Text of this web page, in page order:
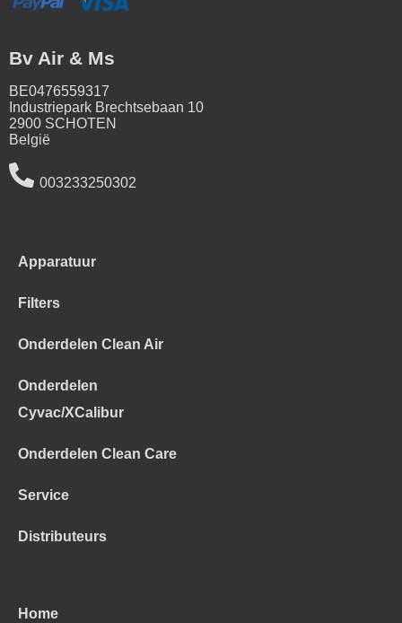
Bv Air & Ms
BE0476559317
Industriepark Brechtsebaan 10
2900 SCHOTEN
België
003233250302
Apparatuur
Filters
Onderdelen Clean Air
Onderdelen
Cyvac/XCalibur
Onderdelen Clean Care
Service
Distributeurs
Home